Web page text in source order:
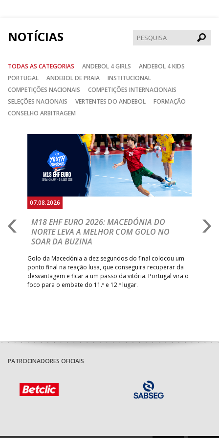
NOTÍCIAS
TODAS AS CATEGORIAS ANDEBOL 4 GIRLS
ANDEBOL 4 KIDS
PORTUGAL
ANDEBOL DE PRAIA
INSTITUCIONAL
COMPETIÇÕES NACIONAIS
COMPETIÇÕES INTERNACIONAIS
SELEÇÕES NACIONAIS
VERTENTES DO ANDEBOL
FORMAÇÃO
CONSELHO ARBITRAGEM
07.08.2026
M18 EHF EURO 2026: MACEDÓNIA DO
NORTE LEVA A MELHOR COM GOLO NO
SOAR DA BUZINA
Golo da Macedónia a dez segundos do final colocou um
ponto final na reação lusa, que conseguira recuperar da
desvantagem e ficar a um passo da vitória. Portugal vira o
foco para o embate do 11.º e 12.º lugar.
PATROCINADORES OFICIAIS